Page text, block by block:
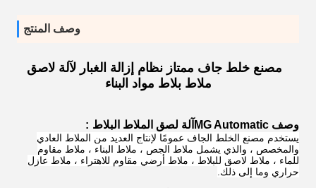
وصف المنتج
مصنع خلط جاف ممتاز نظام إزالة الغبار لآلة لاصق
ملاط ​​بلاط مواد البناء
وصف MG Automatic آلة لصق الملاط البلاط :
يستخدم مصنع الخلط الجاف عمومًا لإنتاج العديد من الملاط العادي
والمخصص ، والذي يشمل ملاط ​​الجص ، ملاط ​​البناء ، ملاط ​​مقاوم
للماء ، ملاط ​​لاصق للبلاط ، ملاط ​​أرضي مقاوم للاهتراء ، ملاط ​​عازل
حراري وما إلى ذلك.